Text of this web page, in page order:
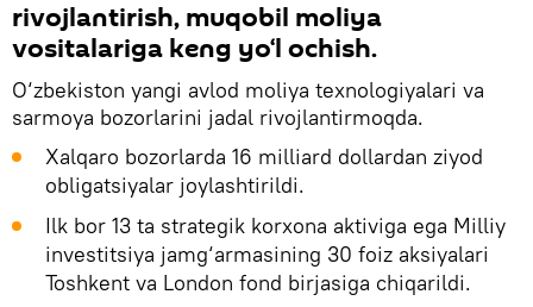
rivojlantirish, muqobil moliya
vositalariga keng yo‘l ochish.
O‘zbekiston yangi avlod moliya texnologiyalari va
sarmoya bozorlarini jadal rivojlantirmoqda.
Xalqaro bozorlarda 16 milliard dollardan ziyod
obligatsiyalar joylashtirildi.
Ilk bor 13 ta strategik korxona aktiviga ega Milliy
investitsiya jamg‘armasining 30 foiz aksiyalari
Toshkent va London fond birjasiga chiqarildi.